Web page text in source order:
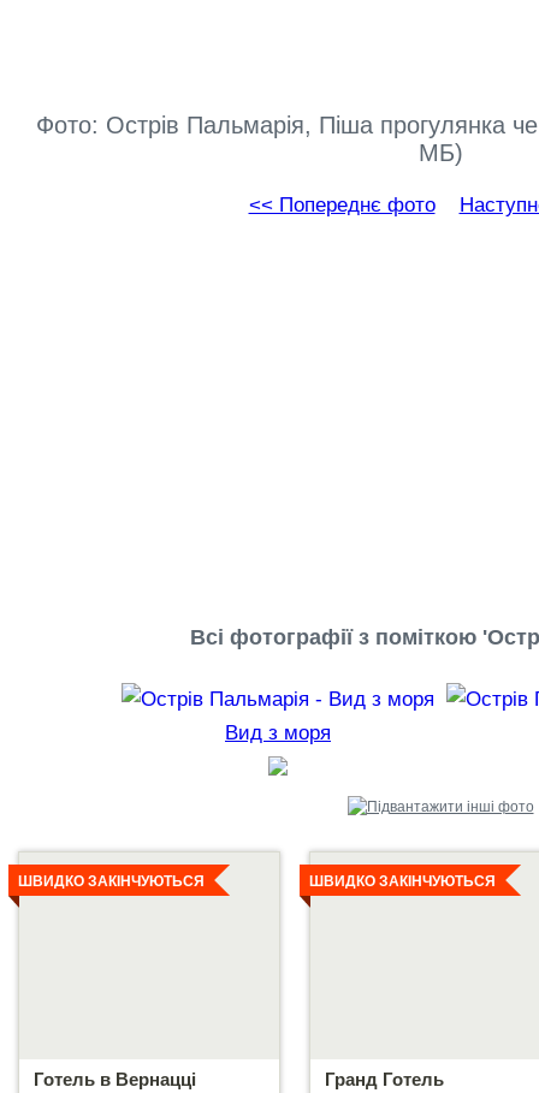
Фото: Острів Пальмарія, Піша прогулянка
МБ)
<< Попереднє фото
Всі фотографії з поміткою
Вид з моря
Готель в Вернацці
ШВИДКО ЗАКІНЧУЮТЬСЯ
Детальніше
Гранд Готель
ШВИДКО ЗАКІНЧУЮТЬСЯ
Детальніше